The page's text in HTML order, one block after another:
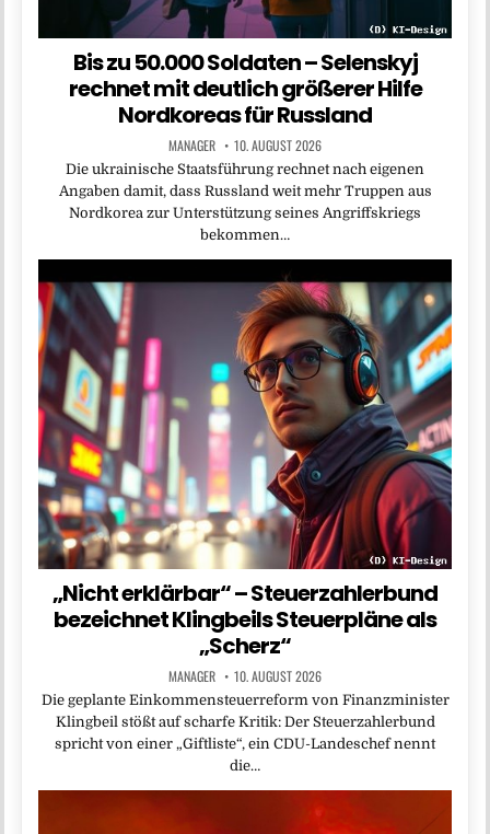
Bis zu 50.000 Soldaten – Selenskyj
rechnet mit deutlich größerer Hilfe
Nordkoreas für Russland
MANAGER 10. AUGUST 2026
Die ukrainische Staatsführung rechnet nach eigenen
Angaben damit, dass Russland weit mehr Truppen aus
Nordkorea zur Unterstützung seines Angriffskriegs
bekommen…
„Nicht erklärbar“ – Steuerzahlerbund
bezeichnet Klingbeils Steuerpläne als
„Scherz“
MANAGER 10. AUGUST 2026
Die geplante Einkommensteuerreform von Finanzminister
Klingbeil stößt auf scharfe Kritik: Der Steuerzahlerbund
spricht von einer „Giftliste“, ein CDU-Landeschef nennt
die…